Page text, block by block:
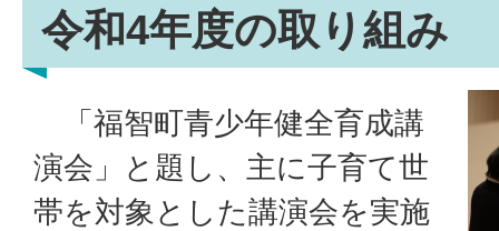
令和4年度の取り組み
「福智町青少年健全育成講
演会」と題し、主に子育て世
帯を対象とした講演会を実施